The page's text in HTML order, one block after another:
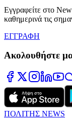
Εγγραφείτε στο
καθημερινά τις
ΕΓΓΡΑΦΗ
Ακολουθήστε
ΠΟΛΙΤΗΣ NEWS